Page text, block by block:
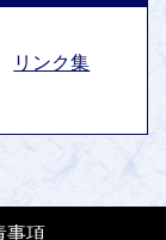
リンク集
事項